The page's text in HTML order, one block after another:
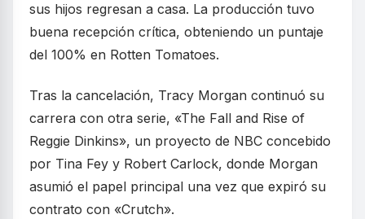
sus hijos regresan a casa. La producción tuvo
buena recepción crítica, obteniendo un puntaje
del 100% en Rotten Tomatoes.
Tras la cancelación, Tracy Morgan continuó su
carrera con otra serie, «The Fall and Rise of
Reggie Dinkins», un proyecto de NBC concebido
por Tina Fey y Robert Carlock, donde Morgan
asumió el papel principal una vez que expiró su
contrato con «Crutch».